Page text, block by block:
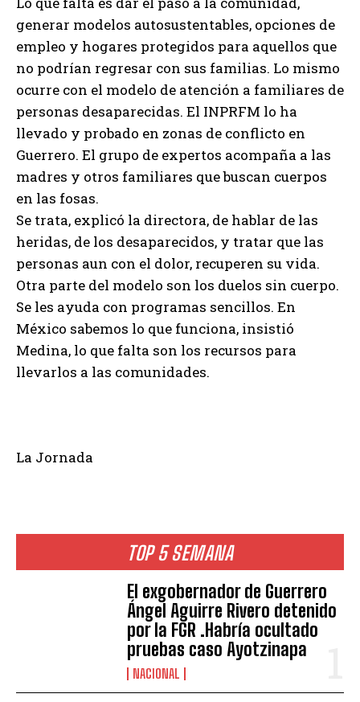
TOP 5 SEMANA
El exgobernador de Guerrero
Ángel Aguirre Rivero detenido
por la FGR .Habría ocultado
pruebas caso Ayotzinapa
NACIONAL
generar modelos autosustentables, opciones de
empleo y hogares protegidos para aquellos que
no podrían regresar con sus familias. Lo mismo
ocurre con el modelo de atención a familiares de
personas desaparecidas. El INPRFM lo ha
llevado y probado en zonas de conflicto en
Guerrero. El grupo de expertos acompaña a las
madres y otros familiares que buscan cuerpos
en las fosas.
Se trata, explicó la directora, de hablar de las
heridas, de los desaparecidos, y tratar que las
personas aun con el dolor, recuperen su vida.
Otra parte del modelo son los duelos sin cuerpo.
Se les ayuda con programas sencillos. En
México sabemos lo que funciona, insistió
Medina, lo que falta son los recursos para
llevarlos a las comunidades.
La Jornada